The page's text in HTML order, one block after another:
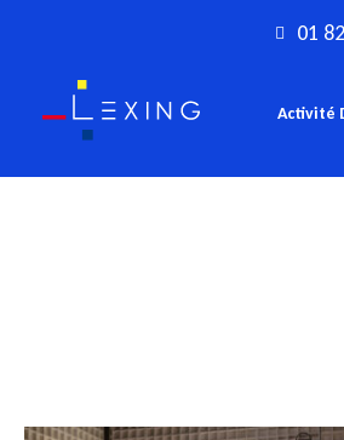
contenu
01
Activité